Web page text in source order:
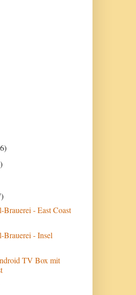
Brauerei - East Coast
Brauerei - Insel
TV Box mit